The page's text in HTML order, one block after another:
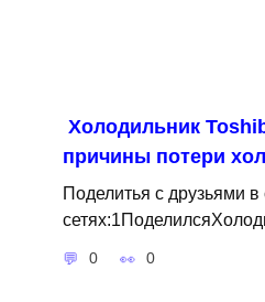
Холодильник
причины потери
Поделитья с друзьями
0 0